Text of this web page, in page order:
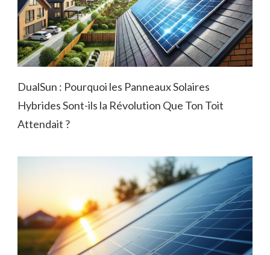
DualSun : Pourquoi les Panneaux Solaires
Hybrides Sont-ils la Révolution Que Ton Toit
Attendait ?